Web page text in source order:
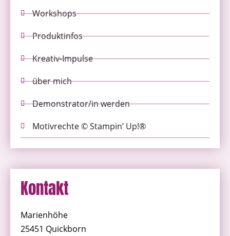
Workshops
Produktinfos
Kreativ-Impulse
über mich
Demonstrator/in werden
Motivrechte © Stampin’ Up!®
Kontakt
Marienhöhe
25451 Quickborn